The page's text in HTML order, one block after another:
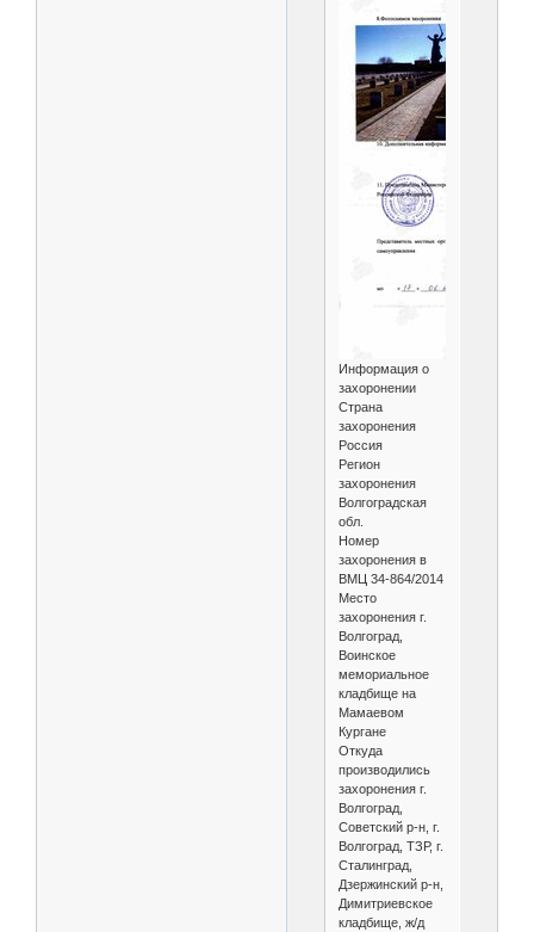
Информация о
захоронении
Страна
захоронения
Россия
Регион
захоронения
Волгоградская
обл.
Номер
захоронения в
ВМЦ 34-864/2014
Место
захоронения г.
Волгоград,
Воинское
мемориальное
кладбище на
Мамаевом
Кургане
Откуда
производились
захоронения г.
Волгоград,
Советский р-н, г.
Волгоград, ТЗР, г.
Сталинград,
Дзержинский р-н,
Димитриевское
кладбище, ж/д